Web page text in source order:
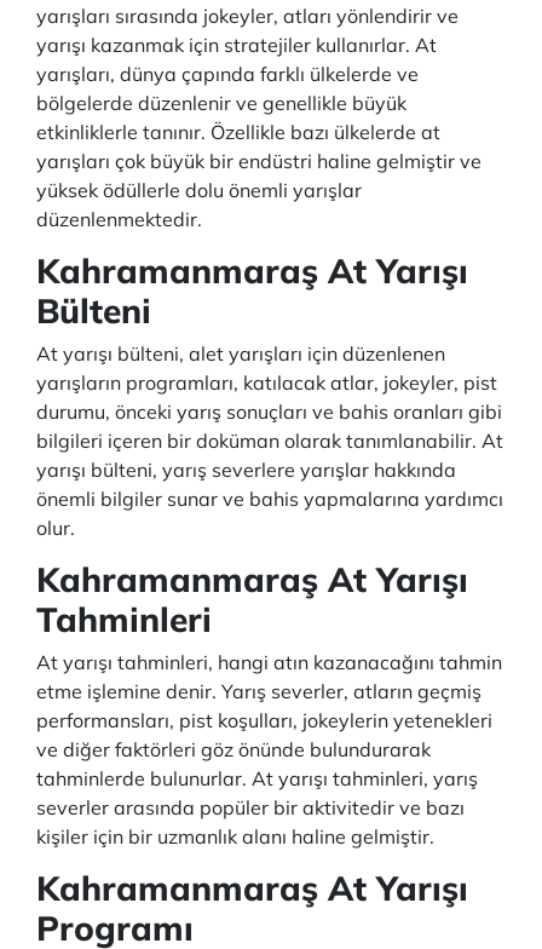
yarışları sırasında jokeyler, atları yönlendirir ve
yarışı kazanmak için stratejiler kullanırlar. At
yarışları, dünya çapında farklı ülkelerde ve
bölgelerde düzenlenir ve genellikle büyük
etkinliklerle tanınır. Özellikle bazı ülkelerde at
yarışları çok büyük bir endüstri haline gelmiştir ve
yüksek ödüllerle dolu önemli yarışlar
düzenlenmektedir.
Kahramanmaraş At Yarışı
Bülteni
At yarışı bülteni, alet yarışları için düzenlenen
yarışların programları, katılacak atlar, jokeyler, pist
durumu, önceki yarış sonuçları ve bahis oranları gibi
bilgileri içeren bir doküman olarak tanımlanabilir. At
yarışı bülteni, yarış severlere yarışlar hakkında
önemli bilgiler sunar ve bahis yapmalarına yardımcı
olur.
Kahramanmaraş At Yarışı
Tahminleri
At yarışı tahminleri, hangi atın kazanacağını tahmin
etme işlemine denir. Yarış severler, atların geçmiş
performansları, pist koşulları, jokeylerin yetenekleri
ve diğer faktörleri göz önünde bulundurarak
tahminlerde bulunurlar. At yarışı tahminleri, yarış
severler arasında popüler bir aktivitedir ve bazı
kişiler için bir uzmanlık alanı haline gelmiştir.
Kahramanmaraş At Yarışı
Programı